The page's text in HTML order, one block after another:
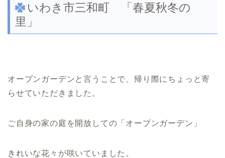
いわき市三和町 「春夏秋冬の
里」
オープンガーデンと言うことで、帰り際にちょっと寄
らせていただきました。
ご自身の家の庭を開放しての「オープンガーデン」
きれいな花々が咲いていました。